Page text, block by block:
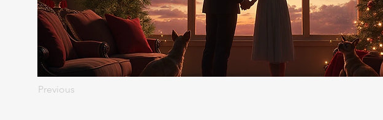
Previous